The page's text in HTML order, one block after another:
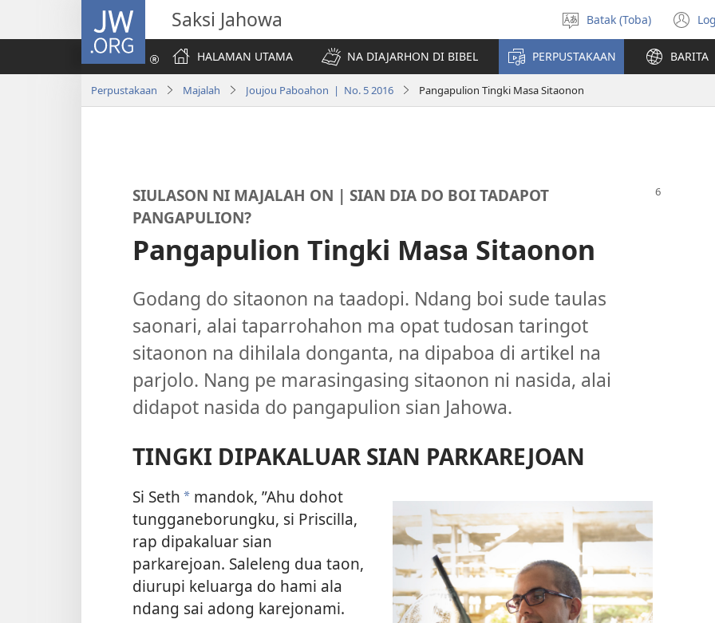
JW.ORG Saksi Jahowa
Pillit
Hata
Batak (Toba)
HALAMAN UTAMA
NA DIAJARHON DI BIBEL PERPUSTAKAAN BARITA
Perpustakaan Majalah Joujou Paboahon | No. 5 2016 Pangapulion Tingki Masa Sitaonon
SIULASON NI MAJALAH ON | SIAN DIA DO BOI TADAPOT
PANGAPULION?
Pangapulion Tingki Masa Sitaonon
Godang do sitaonon na taadopi. Ndang boi sude taulas
saonari, alai taparrohahon ma opat tudosan taringot
sitaonon na dihilala donganta, na dipaboa di artikel na
parjolo. Nang pe marasingasing sitaonon ni nasida, alai
didapot nasida do pangapulion sian Jahowa.
TINGKI DIPAKALUAR SIAN PARKAREJOAN
Si Seth * mandok, ”Ahu dohot
tungganeborungku, si Priscilla,
rap dipakaluar sian
parkarejoan. Saleleng dua taon,
diurupi keluarga do hami ala
ndang sai adong karejonami.